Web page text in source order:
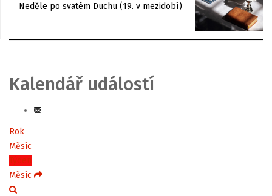
Neděle po svatém Duchu (19. v mezidobí)
Kalendář událostí
Rok
Měsíc
Týden
Měsíc